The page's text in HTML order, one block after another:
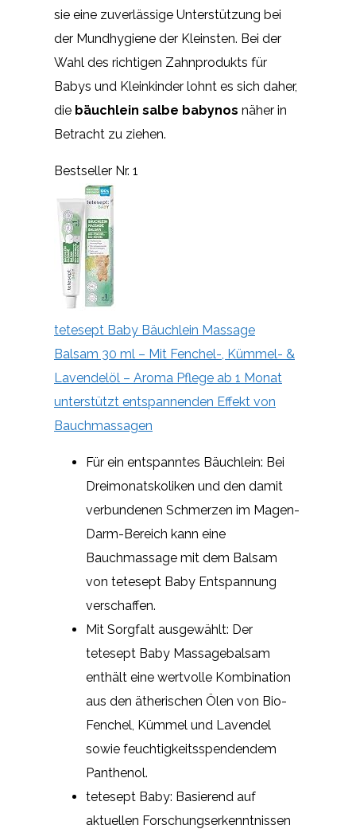
sie eine zuverlässige Unterstützung bei
der Mundhygiene der Kleinsten. Bei der
Wahl des richtigen Zahnprodukts für
Babys und Kleinkinder lohnt es sich daher,
die bäuchlein salbe babynos näher in
Betracht zu ziehen.
Bestseller Nr. 1
tetesept Baby Bäuchlein Massage
Balsam 30 ml – Mit Fenchel-, Kümmel- &
Lavendelöl – Aroma Pflege ab 1 Monat
unterstützt entspannenden Effekt von
Bauchmassagen
Für ein entspanntes Bäuchlein: Bei
Dreimonatskoliken und den damit
verbundenen Schmerzen im Magen-
Darm-Bereich kann eine
Bauchmassage mit dem Balsam
von tetesept Baby Entspannung
verschaffen.
Mit Sorgfalt ausgewählt: Der
tetesept Baby Massagebalsam
enthält eine wertvolle Kombination
aus den ätherischen Ölen von Bio-
Fenchel, Kümmel und Lavendel
sowie feuchtigkeitsspendendem
Panthenol.
tetesept Baby: Basierend auf
aktuellen Forschungserkenntnissen